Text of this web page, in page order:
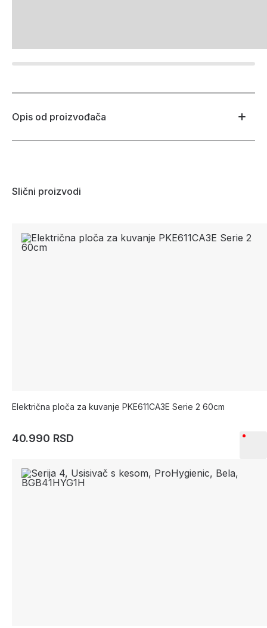
Opis od proizvođača
Slični proizvodi
Električna ploča za kuvanje PKE611CA3E Serie 2 60cm
40.990 RSD